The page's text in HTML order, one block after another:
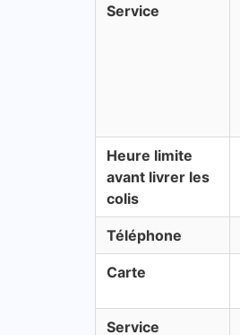
Service
Heure limite
avant livrer les
colis
Téléphone
Carte
Service